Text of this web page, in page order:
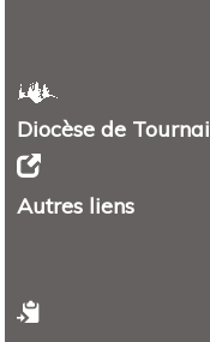
Diocèse de Tournai
Autres liens